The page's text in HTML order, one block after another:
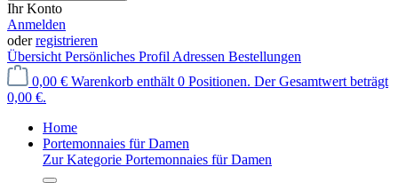
Ihr Konto
Anmelden
oderregistrieren
Übersicht Persönliches Profil Adressen Bestellungen
0,00 € Warenkorb enthält 0 Positionen. Der Gesamtwert beträgt
0,00 €.
Home
Portemonnaies für Damen
Zur Kategorie Portemonnaies für Damen